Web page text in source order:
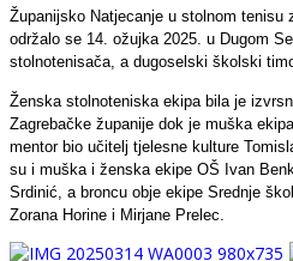
Županijsko Natjecanje u stolnom
održalo se 14. ožujka 2025. u Dugom
stolnotenisača, a dugoselski školski
Ženska stolnoteniska ekipa bila je
Zagrebačke županije dok je muška
mentor bio učitelj tjelesne kulture
su i muška i ženska ekipe OŠ Ivan
Srdinić, a broncu obje ekipe Srednje
Zorana Horine i Mirjane Prelec.